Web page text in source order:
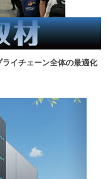
ライチェーン全体の最適化